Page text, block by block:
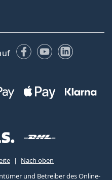
Facebook
YouTubeLinkedIn
Nach oben
und Betreiber des Online-